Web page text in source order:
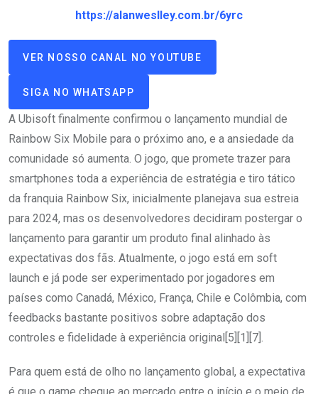
https://alanweslley.com.br/6yrc
VER NOSSO CANAL NO YOUTUBE
SIGA NO WHATSAPP
A Ubisoft finalmente confirmou o lançamento mundial de
Rainbow Six Mobile para o próximo ano, e a ansiedade da
comunidade só aumenta. O jogo, que promete trazer para
smartphones toda a experiência de estratégia e tiro tático
da franquia Rainbow Six, inicialmente planejava sua estreia
para 2024, mas os desenvolvedores decidiram postergar o
lançamento para garantir um produto final alinhado às
expectativas dos fãs. Atualmente, o jogo está em soft
launch e já pode ser experimentado por jogadores em
países como Canadá, México, França, Chile e Colômbia, com
feedbacks bastante positivos sobre adaptação dos
controles e fidelidade à experiência original[5][1][7].
Para quem está de olho no lançamento global, a expectativa